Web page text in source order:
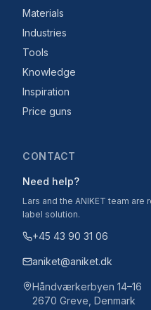
Materials
Industries
Tools
Knowledge
Inspiration
Price guns
CONTACT
Need help?
Lars and the ANIKET team
label solution.
+45 43 90 31 06
aniket@aniket.dk
Håndværkerbyen 14–16
2670 Greve, Denmark